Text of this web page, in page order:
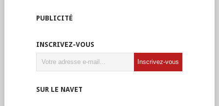
PUBLICITÉ
INSCRIVEZ-VOUS
SUR LE NAVET